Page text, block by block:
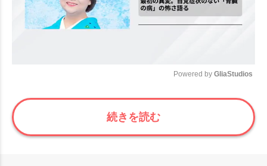
Mute
Powered by GliaStudios
続きを読む